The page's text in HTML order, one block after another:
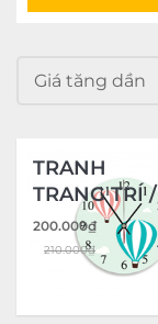
TRANH
TRANG TRÍ /
TRANH
ĐỒNG HỒ
200.000₫
210.000₫